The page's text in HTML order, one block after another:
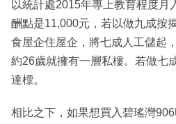
以統計處2015年專上教育程度月
酬點是11,000元，若以做九成按
食屋企住屋企，將七成人工儲起
約26歲就擁有一層私樓。若做七
達標。
相比之下，如果想買入碧瑤灣